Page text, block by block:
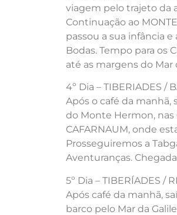
viagem pelo trajeto da
Continuação ao
passou a sua infância
Bodas. Tempo para os
até as margens do Mar
4º Dia – TIBERIADES /
Após o café da manhã,
do Monte Hermon, nas
CAFARNAUM, onde
Prosseguiremos a
Aventuranças.
5º Dia – TIBERÍADES /
Após café da manhã,
barco pelo Mar da